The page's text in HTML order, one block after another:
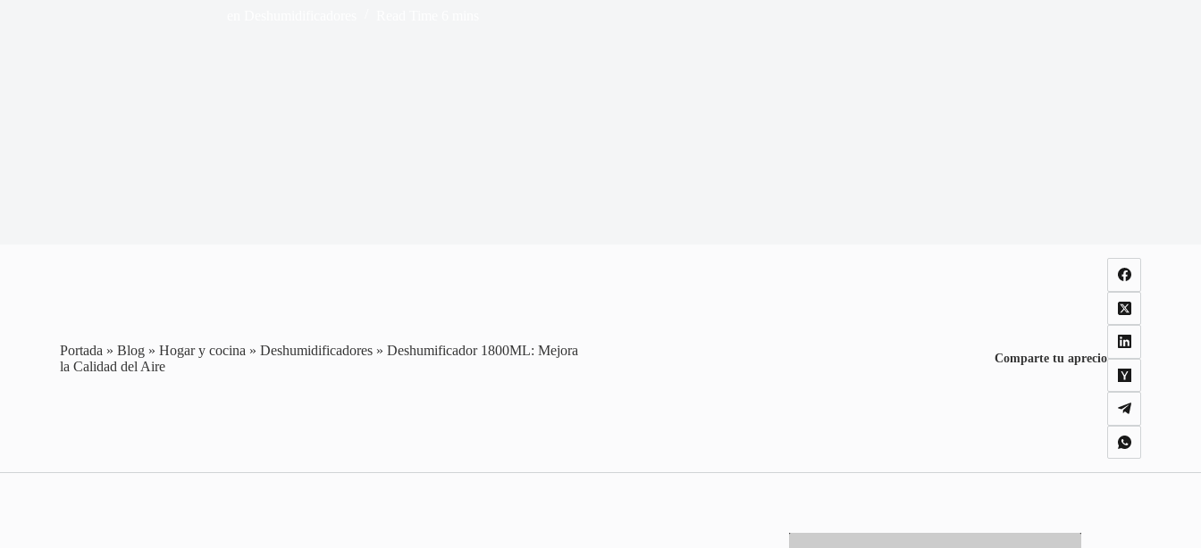
Portada »Blog »Hogar y cocina »Deshumidificadores »Deshumificador 1800ML: Mejora
la Calidad del Aire
Comparte tu aprecio